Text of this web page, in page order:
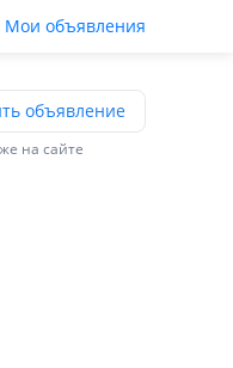
Мои объявления
объявление
на сайте